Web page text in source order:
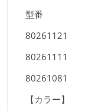
型番
80261121
80261111
80261081
【カラー】